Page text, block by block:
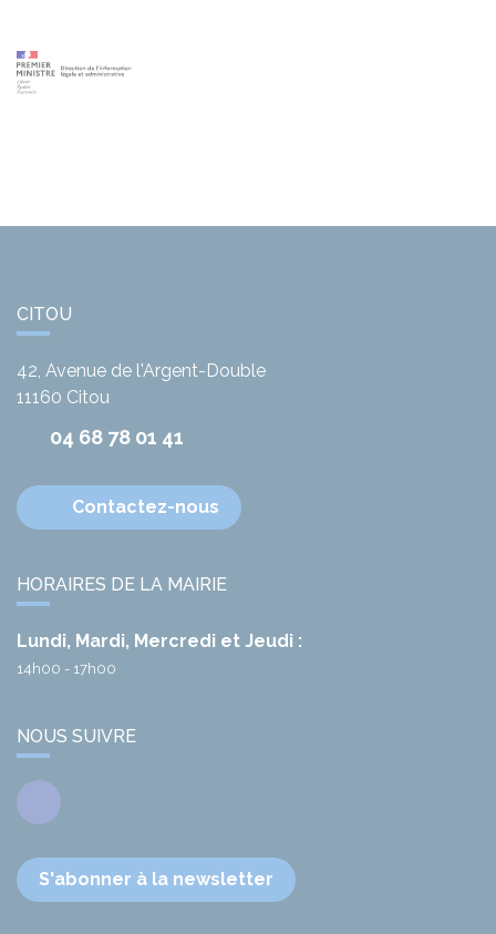
CITOU
42, Avenue de l'Argent-Double
11160 Citou
04 68 78 01 41
Contactez-nous
HORAIRES DE LA MAIRIE
Lundi, Mardi, Mercredi et Jeudi :
14h00 - 17h00
NOUS SUIVRE
Facebook
S'abonner à la newsletter